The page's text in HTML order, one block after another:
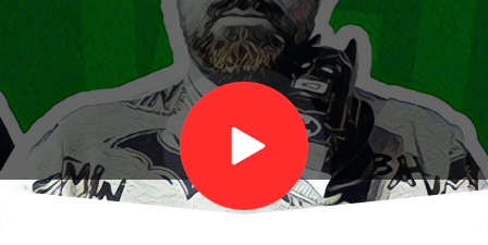
(OVKV
#204)